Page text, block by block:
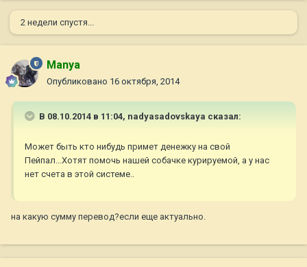
2 недели спустя...
Manya
Опубликовано 16 октября, 2014
В 08.10.2014 в 11:04, nadyasadovskaya сказал:
Может быть кто нибудь примет денежку на свой
Пейпал...Хотят помочь нашей собачке курируемой, а у нас
нет счета в этой системе..
на какую сумму перевод?если еще актуально.